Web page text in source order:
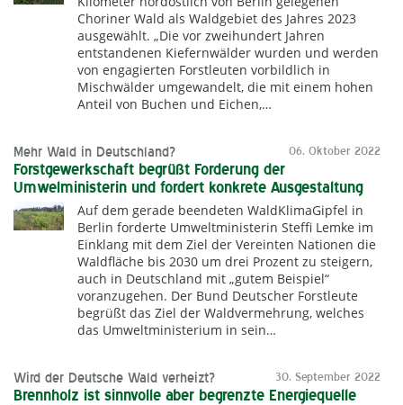
Choriner Wald als Waldgebiet des Jahres 2023
ausgewählt. „Die vor zweihundert Jahren
entstandenen Kiefernwälder wurden und werden
von engagierten Forstleuten vorbildlich in
Mischwälder umgewandelt, die mit einem hohen
Anteil von Buchen und Eichen,…
06. Oktober 2022
Mehr Wald in Deutschland?
Forstgewerkschaft begrüßt Forderung der
Umwelministerin und fordert konkrete Ausgestaltung
Auf dem gerade beendeten WaldKlimaGipfel in
Berlin forderte Umweltministerin Steffi Lemke im
Einklang mit dem Ziel der Vereinten Nationen die
Waldfläche bis 2030 um drei Prozent zu steigern,
auch in Deutschland mit „gutem Beispiel“
voranzugehen. Der Bund Deutscher Forstleute
begrüßt das Ziel der Waldvermehrung, welches
das Umweltministerium in sein…
30. September 2022
Wird der Deutsche Wald verheizt?
Brennholz ist sinnvolle aber begrenzte Energiequelle